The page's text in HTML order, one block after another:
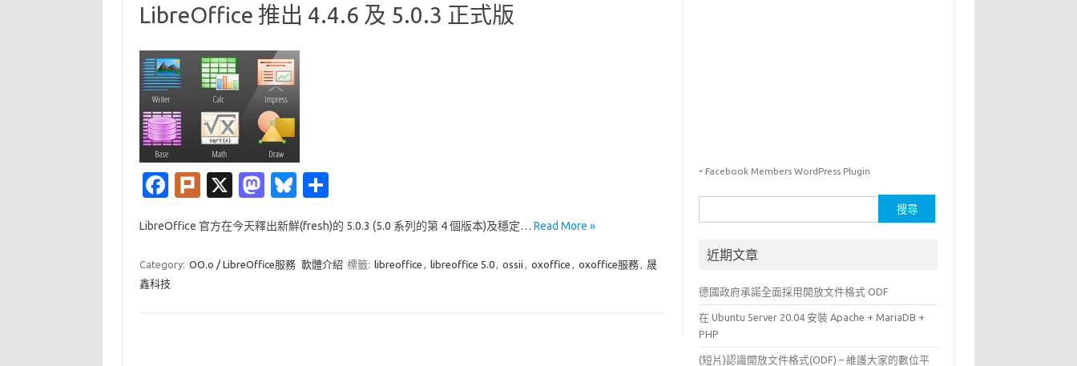
LibreOffice 推出 4.4.6 及 5.0.3 正式版
Fa
e
b
o
Pl
k
X
M
t
o
Bl
es
k
LibreOffice 官方在今天釋出新鮮(fresh)的 5.0.3 (5.0 系列的第 4 個版本)及穩定… Read More »
Category: OO.o / LibreOffice服務 軟體介紹 標籤: libreoffice , libreoffice 5.0, ossii , oxoffice , oxoffice服務, 晟
鑫科技
- Facebook Members WordPress Plugin
尋
鍵近期文章
德國政府承諾全面採用開放文件格式 ODF
在 Ubuntu Server 20.04 安裝 Apache + MariaDB +
PHP
(短片)認識開放文件格式(ODF) – 維護大家的數位平